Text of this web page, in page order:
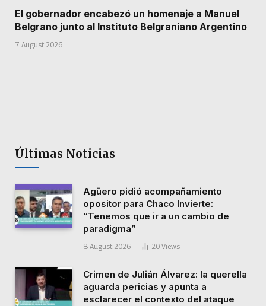
El gobernador encabezó un homenaje a Manuel
Belgrano junto al Instituto Belgraniano Argentino
7 August 2026
Últimas Noticias
Agüero pidió acompañamiento
opositor para Chaco Invierte:
“Tenemos que ir a un cambio de
paradigma”
8 August 2026 20 Views
Crimen de Julián Álvarez: la querella
aguarda pericias y apunta a
esclarecer el contexto del ataque